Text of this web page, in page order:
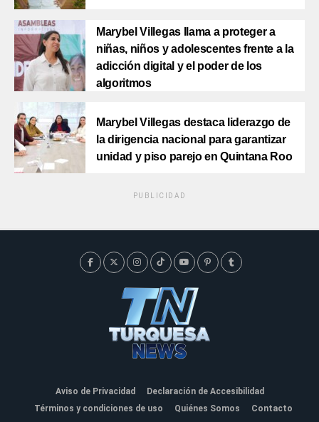
Marybel Villegas llama a proteger a
niñas, niños y adolescentes frente a la
adicción digital y el poder de los
algoritmos
Marybel Villegas destaca liderazgo de
la dirigencia nacional para garantizar
unidad y piso parejo en Quintana Roo
PUBLICIDAD
Aviso de Privacidad
Declaración de Accesibilidad
Términos y condiciones de uso
Quiénes Somos Contacto